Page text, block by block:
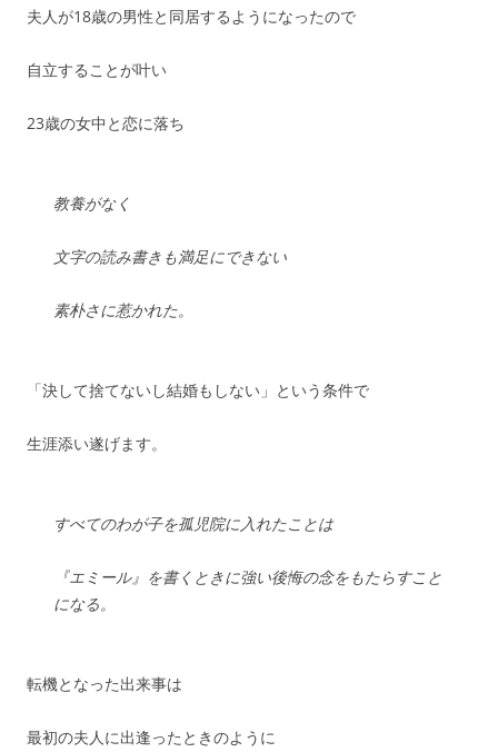
夫人が18歳の男性と同居するようになったので
自立することが叶い
23歳の女中と恋に落ち
教養がなく
文字の読み書きも満足にできない
素朴さに惹かれた。
「決して捨てないし結婚もしない」という条件で
生涯添い遂げます。
すべてのわが子を孤児院に入れたことは
『エミール』を書くときに強い後悔の念をもたらすこと
になる。
転機となった出来事は
最初の夫人に出逢ったときのように